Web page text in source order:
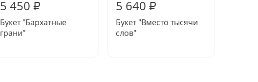
5 450 ₽
Букет "Бархатные
грани"
5 640 ₽
Букет "Вместо тысячи
слов"